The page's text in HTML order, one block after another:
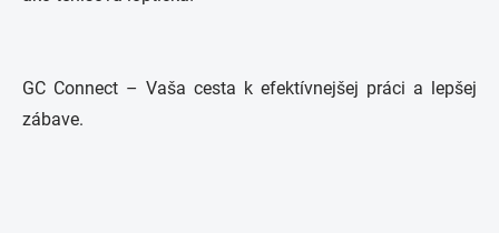
GC Connect – Vaša cesta k efektívnejšej práci a lepšej
zábave.